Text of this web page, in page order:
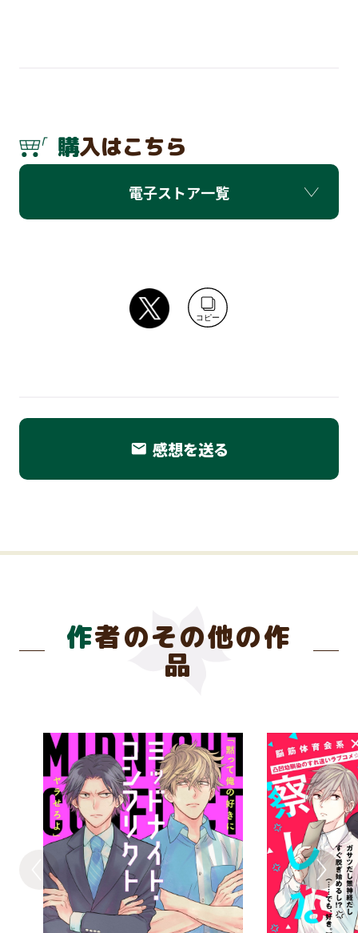
購入はこちら
電子ストア一覧
コピー
email 感想を送る
作者のその他の作
品